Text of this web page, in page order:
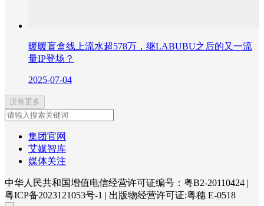
暖暖盲盒线上流水超578万，继LABUBU之后的又一流
量IP登场？
2025-07-04
没有更多
集团官网
艾媒智库
媒体关注
中华人民共和国增值电信经营许可证编号：粤B2-20110424 |
粤ICP备2023121053号-1 | 出版物经营许可证:粤穗 E-0518